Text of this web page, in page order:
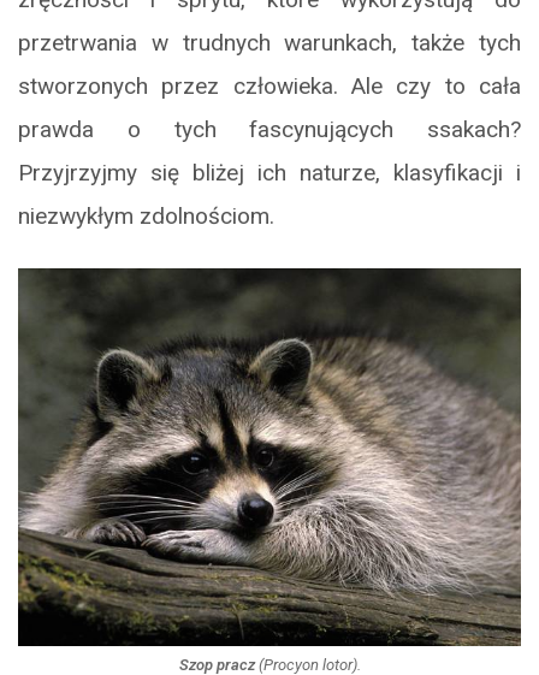
przetrwania w trudnych warunkach, także tych
stworzonych przez człowieka. Ale czy to cała
prawda o tych fascynujących ssakach?
Przyjrzyjmy się bliżej ich naturze, klasyfikacji i
niezwykłym zdolnościom.
Szop pracz(Procyon lotor).